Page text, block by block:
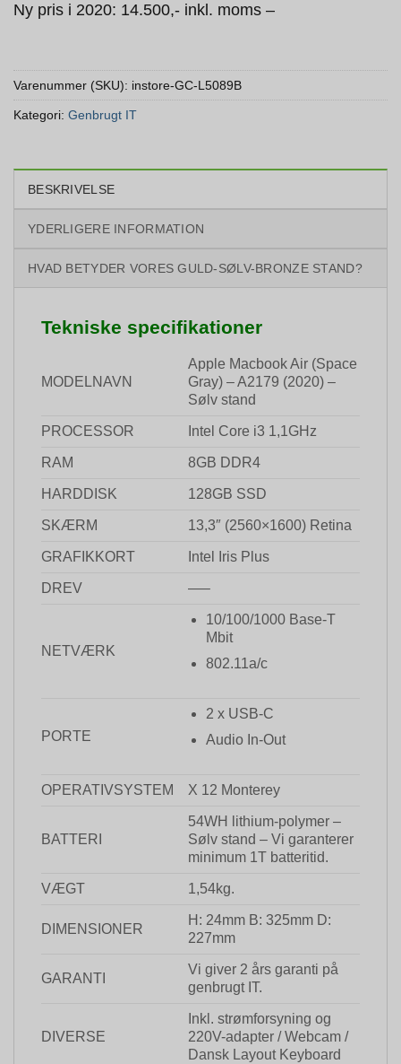
Ny pris i 2020: 14.500,- inkl. moms –
Varenummer (SKU): instore-GC-L5089B
Kategori: Genbrugt IT
BESKRIVELSE
YDERLIGERE INFORMATION
HVAD BETYDER VORES GULD-SØLV-BRONZE STAND?
Tekniske specifikationer
MODELNAVN
Apple Macbook Air (Space
Gray) – A2179 (2020) –
Sølv stand
PROCESSOR Intel Core i3 1,1GHz
RAM 8GB DDR4
HARDDISK 128GB SSD
SKÆRM 13,3″ (2560×1600) Retina
GRAFIKKORT Intel Iris Plus
DREV —–
NETVÆRK
10/100/1000 Base-T
Mbit
802.11a/c
PORTE
2 x USB-C
Audio In-Out
OPERATIVSYSTEM X 12 Monterey
BATTERI
54WH lithium-polymer –
Sølv stand – Vi garanterer
minimum 1T batteritid.
VÆGT 1,54kg.
DIMENSIONER
H: 24mm B: 325mm D:
227mm
GARANTI
Vi giver 2 års garanti på
genbrugt IT.
DIVERSE
Inkl. strømforsyning og
220V-adapter / Webcam /
Dansk Layout Keyboard